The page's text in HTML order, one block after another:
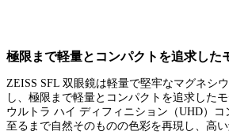
極限まで軽量とコンパクトを追求した
ZEISS SFL 双眼鏡は軽量で堅牢なマグネシ
し、極限まで軽量とコンパクトを追求したモ
ウルトラ ハイ ディフィニション（UHD）コ
至るまで自然そのものの色彩を再現し、高